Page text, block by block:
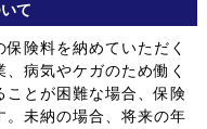
て
険料を納めていただく
病気やケガのため働く
ことが困難な場合、保険
。未納の場合、将来の年